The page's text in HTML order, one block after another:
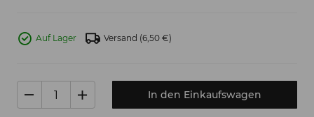
Auf Lager Versand (6,50 €)
In den Einkaufswagen